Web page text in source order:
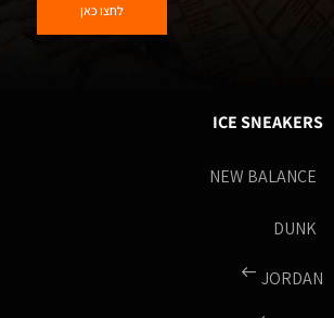
לחצו כאן
ICE SNEAKERS
NEW BALANCE
DUNK
JORDAN